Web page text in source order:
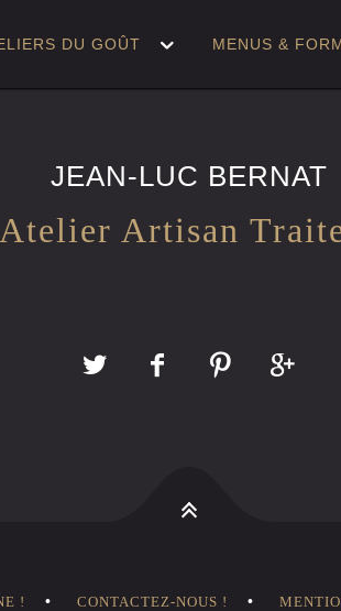
DU GOÛT MENUS &
JEAN-LUC BERNAT
Atelier Artisan
! CONTACTEZ-NOUS !